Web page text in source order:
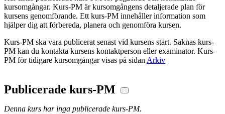
kursomgångar. Kurs-PM är kursomgångens detaljerade plan för
kursens genomförande. Ett kurs-PM innehåller information som
hjälper dig att förbereda, planera och genomföra kursen.
Kurs-PM ska vara publicerat senast vid kursens start. Saknas kurs-
PM kan du kontakta kursens kontaktperson eller examinator. Kurs-
PM för tidigare kursomgångar visas på sidan Arkiv
Publicerade kurs-PM
Denna kurs har inga publicerade kurs-PM.